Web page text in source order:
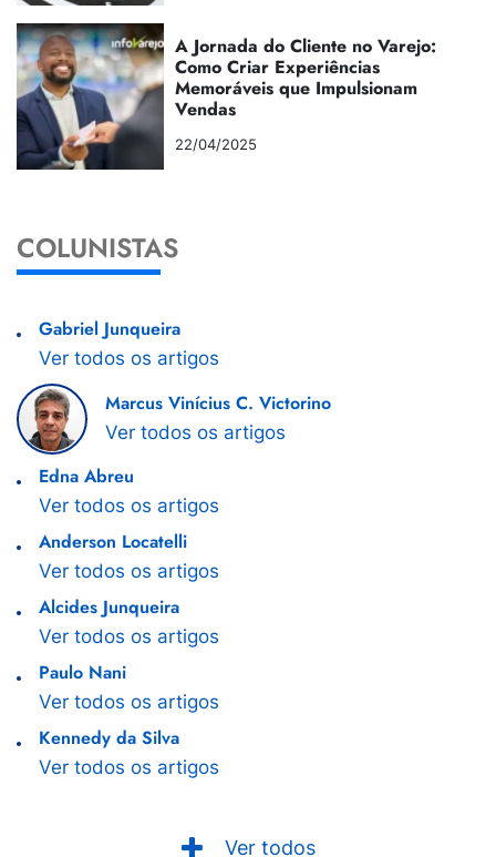
A Jornada do Cliente no Varejo:
Como Criar Experiências
Memoráveis que Impulsionam
Vendas
22/04/2025
COLUNISTAS
Gabriel Junqueira
Ver todos os artigos
Marcus Vinícius C. Victorino
Ver todos os artigos
Edna Abreu
Ver todos os artigos
Anderson Locatelli
Ver todos os artigos
Alcides Junqueira
Ver todos os artigos
Paulo Nani
Ver todos os artigos
Kennedy da Silva
Ver todos os artigos
Ver todos